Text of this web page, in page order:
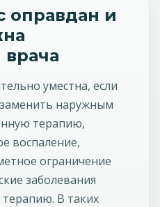
оправдан и
врача
уместна, если
наружным
терапию,
воспаление,
ограничение
заболевания
терапию. В таких